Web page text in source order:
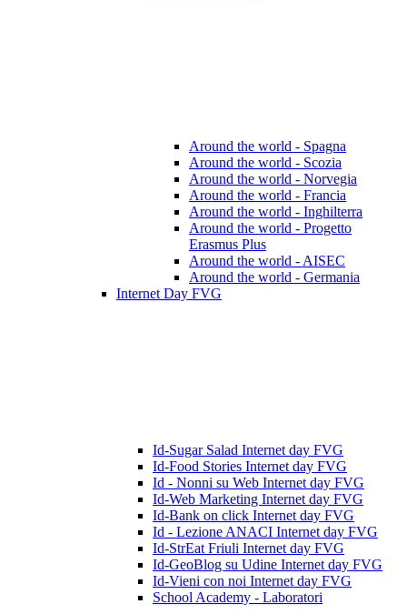
Around the world - Spagna
Around the world - Scozia
Around the world - Norvegia
Around the world - Francia
Around the world - Inghilterra
Around the world - Progetto
Erasmus Plus
Around the world - AISEC
Around the world - Germania
Internet Day FVG
Id-Sugar Salad Internet day FVG
Id-Food Stories Internet day FVG
Id - Nonni su Web Internet day FVG
Id-Web Marketing Internet day FVG
Id-Bank on click Internet day FVG
Id - Lezione ANACI Internet day FVG
Id-StrEat Friuli Internet day FVG
Id-GeoBlog su Udine Internet day FVG
Id-Vieni con noi Internet day FVG
School Academy - Laboratori